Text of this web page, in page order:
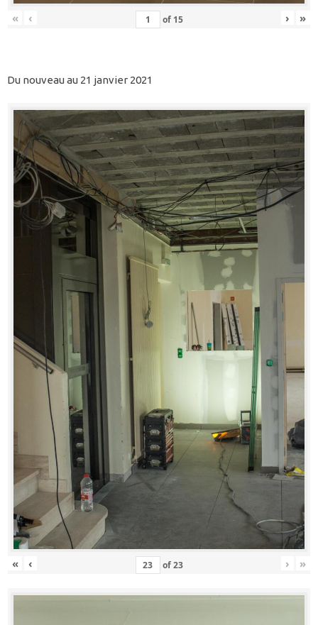
« ‹ of 15 › »
Du nouveau au 21 janvier 2021
« ‹ of23 › »